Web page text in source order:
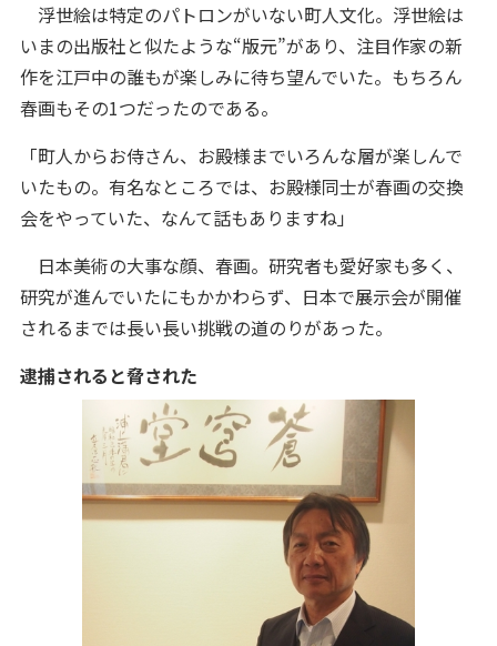
浮世絵は特定のパトロンがいない町人文化。浮世絵は
いまの出版社と似たような“版元”があり、注目作家の新
作を江戸中の誰もが楽しみに待ち望んでいた。もちろん
春画もその1つだったのである。
「町人からお侍さん、お殿様までいろんな層が楽しんで
いたもの。有名なところでは、お殿様同士が春画の交換
会をやっていた、なんて話もありますね」
日本美術の大事な顔、春画。研究者も愛好家も多く、
研究が進んでいたにもかかわらず、日本で展示会が開催
されるまでは長い長い挑戦の道のりがあった。
逮捕されると脅された